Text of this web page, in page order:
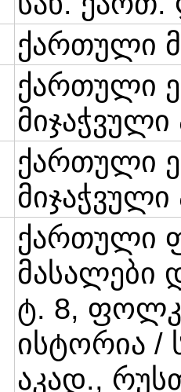
ქართული
ქართული
მიჯაჭვული
ქართული
მიჯაჭვული
ქართული
მასალები
ტ. 8,
ისტორია /
აკად.,